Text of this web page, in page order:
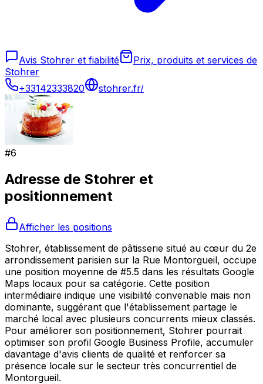
Avis Stohrer et fiabilité
Prix, produits et services de
Stohrer
+33142333820
stohrer.fr/
#6
Adresse de Stohrer et
positionnement
Afficher les positions
Stohrer, établissement de pâtisserie situé au cœur du 2e
arrondissement parisien sur la Rue Montorgueil, occupe
une position moyenne de #5.5 dans les résultats Google
Maps locaux pour sa catégorie. Cette position
intermédiaire indique une visibilité convenable mais non
dominante, suggérant que l'établissement partage le
marché local avec plusieurs concurrents mieux classés.
Pour améliorer son positionnement, Stohrer pourrait
optimiser son profil Google Business Profile, accumuler
davantage d'avis clients de qualité et renforcer sa
présence locale sur le secteur très concurrentiel de
Montorgueil.